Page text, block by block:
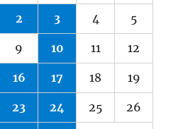
2 3 4 5
9 10 11 12
16 17 18 19
23 24 25 26